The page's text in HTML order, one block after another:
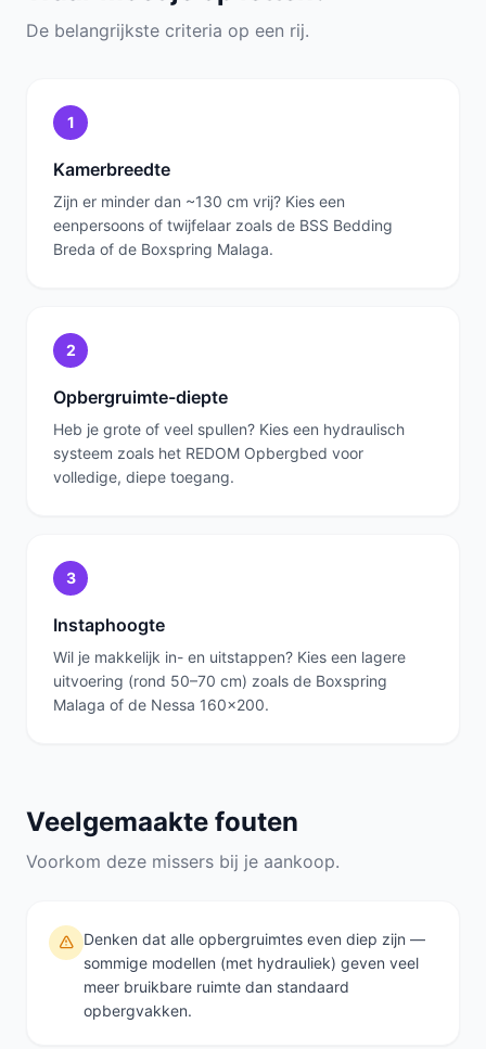
De belangrijkste criteria op een rij.
1
Kamerbreedte
Zijn er minder dan ~130 cm vrij? Kies een
eenpersoons of twijfelaar zoals de BSS Bedding
Breda of de Boxspring Malaga.
2
Opbergruimte-diepte
Heb je grote of veel spullen? Kies een hydraulisch
systeem zoals het REDOM Opbergbed voor
volledige, diepe toegang.
3
Instaphoogte
Wil je makkelijk in- en uitstappen? Kies een lagere
uitvoering (rond 50–70 cm) zoals de Boxspring
Malaga of de Nessa 160x200.
Veelgemaakte fouten
Voorkom deze missers bij je aankoop.
Denken dat alle opbergruimtes even diep zijn —
sommige modellen (met hydrauliek) geven veel
meer bruikbare ruimte dan standaard
opbergvakken.